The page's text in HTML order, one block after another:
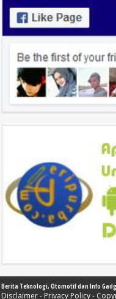
Berita Teknologi, Otomotif dan Info
Disclaimer- Privacy Policy-